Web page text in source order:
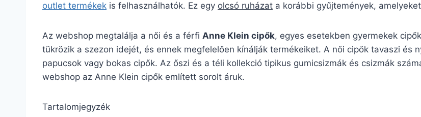
outlet termékek is felhasználhatók. Ez egy olcsó ruházat a korábbi gyűjtemények,
Az webshop megtalálja a női és a férfi Anne Klein cipők, egyes esetekben gyermekek
tükrözik a szezon idejét, és ennek megfelelően kínálják termékeiket. A női cipők tavaszi és
papucsok vagy bokas cipők. Az őszi és a téli kollekció tipikus gumicsizmák és csizmák
webshop az Anne Klein cipők említett sorolt áruk.
Tartalomjegyzék